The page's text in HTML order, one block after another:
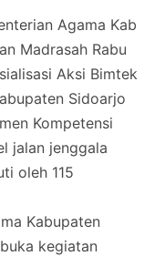
Agama Kab
Madrasah Rabu
Aksi Bimtek
Sidoarjo
Kompetensi
jalan jenggala
oleh 115
Kabupaten
kegiatan